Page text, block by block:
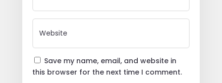
Save my name, email, and website in
this browser for the next time I comment.